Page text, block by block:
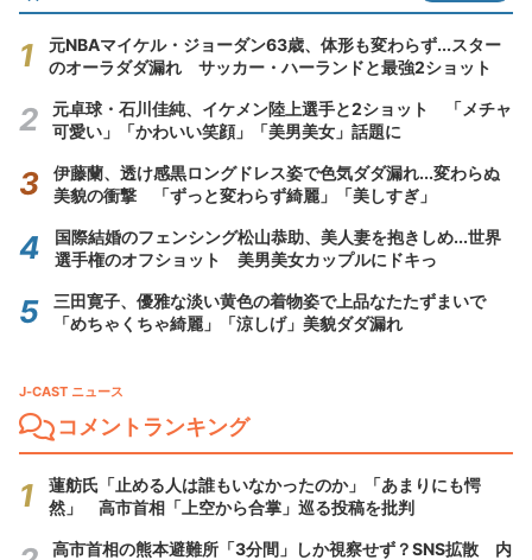
元NBAマイケル・ジョーダン63歳、体形も変わらず...スター
のオーラダダ漏れ サッカー・ハーランドと最強2ショット
元卓球・石川佳純、イケメン陸上選手と2ショット 「メチャ
可愛い」「かわいい笑顔」「美男美女」話題に
伊藤蘭、透け感黒ロングドレス姿で色気ダダ漏れ...変わらぬ
美貌の衝撃 「ずっと変わらず綺麗」「美しすぎ」
国際結婚のフェンシング松山恭助、美人妻を抱きしめ...世界
選手権のオフショット 美男美女カップルにドキっ
三田寛子、優雅な淡い黄色の着物姿で上品なたたずまいで
「めちゃくちゃ綺麗」「涼しげ」美貌ダダ漏れ
J-CAST ニュース
コメントランキング
蓮舫氏「止める人は誰もいなかったのか」「あまりにも愕
然」 高市首相「上空から合掌」巡る投稿を批判
高市首相の熊本避難所「3分間」しか視察せず？SNS拡散 内